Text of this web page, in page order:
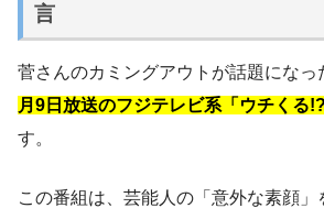
言
菅さんのカミングアウトが話題になっ
月9日放送のフジテレビ系「ウチくる!?
す。
この番組は、芸能人の「意外な素顔」